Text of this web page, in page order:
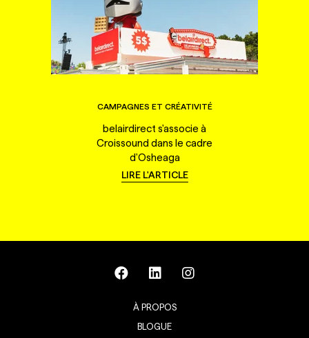
CAMPAGNES ET CRÉATIVITÉ
belairdirect s'associe à
Croissound dans le cadre
d'Osheaga
LIRE L'ARTICLE
À PROPOS
BLOGUE